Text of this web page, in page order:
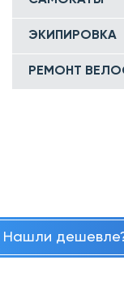
ЭКИПИРОВКА
РЕМОНТ
Нашли